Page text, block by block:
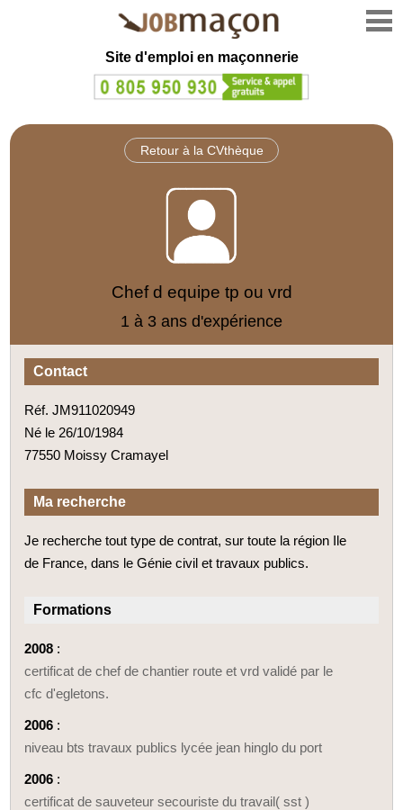
Site d'emploi en maçonnerie
Retour à la CVthèque
Chef d equipe tp ou vrd
1 à 3 ans d'expérience
Contact
Réf. JM911020949
Né le 26/10/1984
77550 Moissy Cramayel
Ma recherche
Je recherche tout type de contrat, sur toute la région Ile
de France, dans le Génie civil et travaux publics.
Formations
2008 :
certificat de chef de chantier route et vrd validé par le
cfc d'egletons.
2006 :
niveau bts travaux publics lycée jean hinglo du port
2006 :
certificat de sauveteur secouriste du travail( sst )